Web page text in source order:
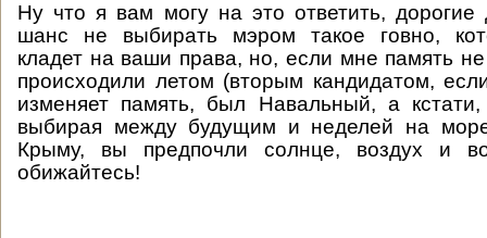
Ну что я вам могу на это ответить,
шанс не выбирать мэром такое говно,
кладет на ваши права, но, если мне память
происходили летом (вторым кандидатом,
изменяет память, был Навальный, а
выбирая между будущим и неделей на
Крыму, вы предпочли солнце, воздух и
обижайтесь!